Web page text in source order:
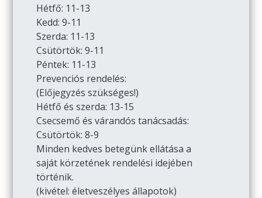
Hétfő: 11-13
Kedd: 9-11
Szerda: 11-13
Csütörtök: 9-11
Péntek: 11-13
Prevenciós rendelés:
(Előjegyzés szükséges!)
Hétfő és szerda: 13-15
Csecsemő és várandós tanácsadás:
Csütörtök: 8-9
Minden kedves betegünk ellátása a
saját körzetének rendelési idejében
történik.
(kivétel: életveszélyes állapotok)